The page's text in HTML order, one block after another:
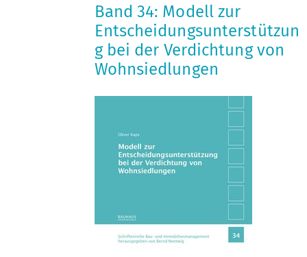
Band 34: Modell zur
Entscheidungsunterstützun
g bei der Verdichtung von
Wohnsiedlungen